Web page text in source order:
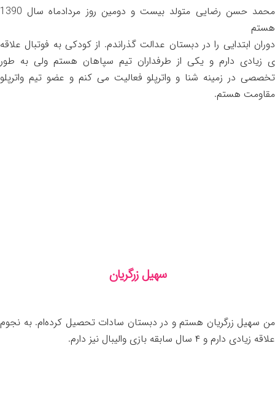
محمد حسن رضایی متولد بیست و دومین روز مردادماه سال 1390
هستم
دوران ابتدایی را در دبستان عدالت گذراندم. از کودکی به فوتبال علاقه
ی زیادی دارم و یکی از طرفداران تیم سپاهان هستم ولی به طور
تخصصی در زمینه شنا و واترپلو فعالیت می کنم و عضو تیم واترپلو
مقاومت هستم.
سهیل زرگریان
من سهیل زرگریان هستم و در دبستان سادات تحصیل کرده‌ام. به نجوم
علاقه زیادی دارم و ۴ سال سابقه بازی والیبال نیز دارم.